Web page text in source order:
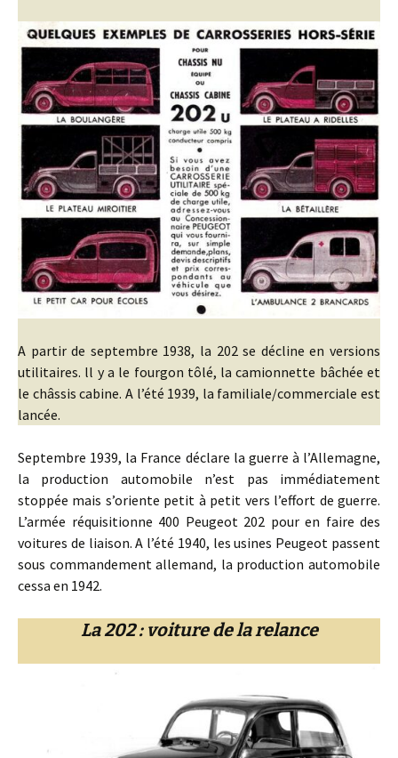
A partir de septembre 1938, la 202 se décline en versions
utilitaires. ll y a le fourgon tôlé, la camionnette bâchée et
le châssis cabine. A l’été 1939, la familiale/commerciale est
lancée.
Septembre 1939, la France déclare la guerre à l’Allemagne,
la production automobile n’est pas immédiatement
stoppée mais s’oriente petit à petit vers l’effort de guerre.
L’armée réquisitionne 400 Peugeot 202 pour en faire des
voitures de liaison. A l’été 1940, les usines Peugeot passent
sous commandement allemand, la production automobile
cessa en 1942.
La 202 : voiture de la relance